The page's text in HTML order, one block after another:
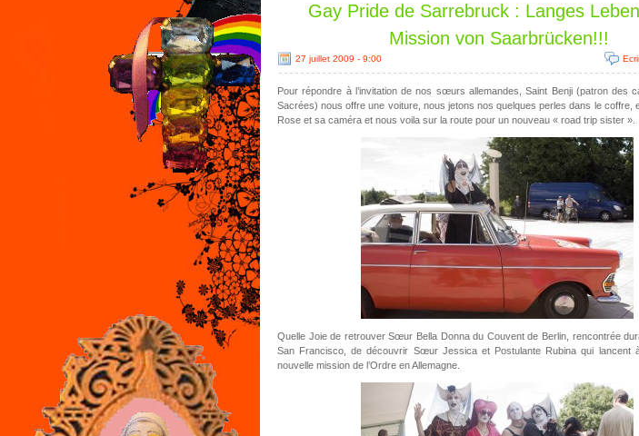
Gay Pride de Sarrebruck : Langes
Mission von Saarbrücken!!!
27 juillet 2009 - 9:00
Pour répondre à l’invitation de nos sœurs allemandes, Saint Benji (patron des
Sacrées) nous offre une voiture, nous jetons nos quelques perles dans le coffre,
Rose et sa caméra et nous voila sur la route pour un nouveau « road trip sister ».
Quelle Joie de retrouver Sœur Bella Donna du Couvent de Berlin, rencontrée
San Francisco, de découvrir Sœur Jessica et Postulante Rubina qui lancent
nouvelle mission de l’Ordre en Allemagne.